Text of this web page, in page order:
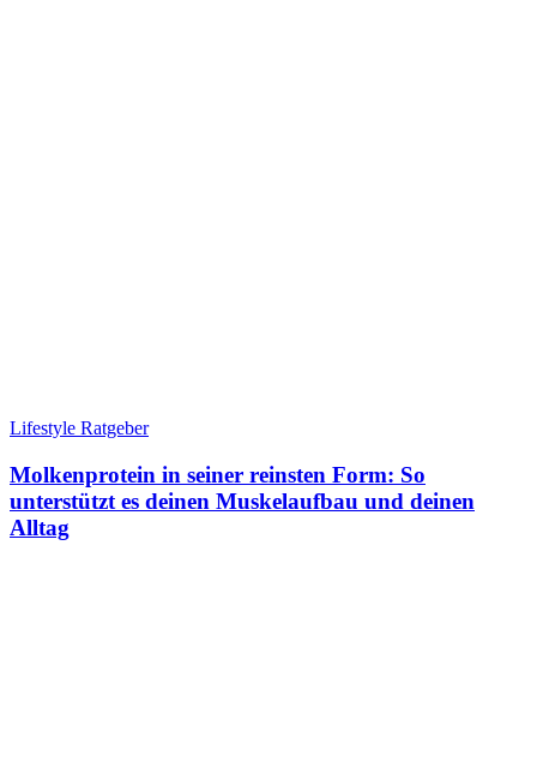
Lifestyle Ratgeber
Molkenprotein in seiner reinsten Form: So
unterstützt es deinen Muskelaufbau und deinen
Alltag